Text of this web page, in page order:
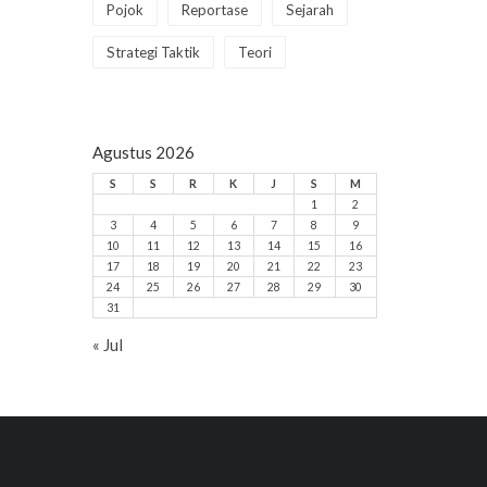
Pojok Reportase Sejarah
Strategi Taktik Teori
Agustus 2026
S S R K J S
M
1
2
3
4 5 6 7 8
9
10
11 12 13 14 15
16
17
18 19 20 21 22
23
24
25 26 27 28 29
30
31
« Jul